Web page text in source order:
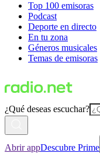
Top 100 emisoras
Podcast
Deporte en directo
En tu zona
Géneros musicales
Temas de emisoras
¿Qué deseas escuchar?
Abrir appDescubre Prime